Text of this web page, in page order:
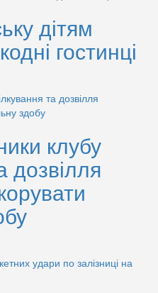
дітям
гостинці
клубу
дозвілля